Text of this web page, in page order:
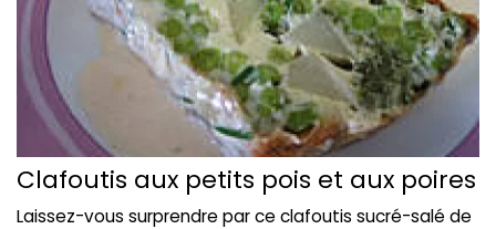
Clafoutis aux petits pois et aux poires
Laissez-vous surprendre par ce clafoutis sucré-salé de